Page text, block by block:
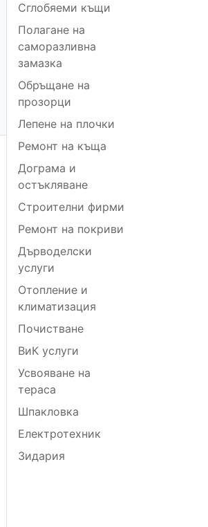
Сглобяеми къщи
Полагане на
саморазливна
замазка
Обръщане на
прозорци
Лепене на плочки
Ремонт на къща
Дограма и
остъкляване
Строителни фирми
Ремонт на покриви
Дърводелски
услуги
Отопление и
климатизация
Почистване
ВиК услуги
Усвояване на
тераса
Шпакловка
Електротехник
Зидария